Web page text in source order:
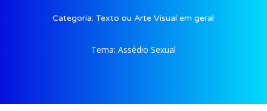
Categoria:Texto ou Arte Visual em geral
Tema: Assédio Sexual